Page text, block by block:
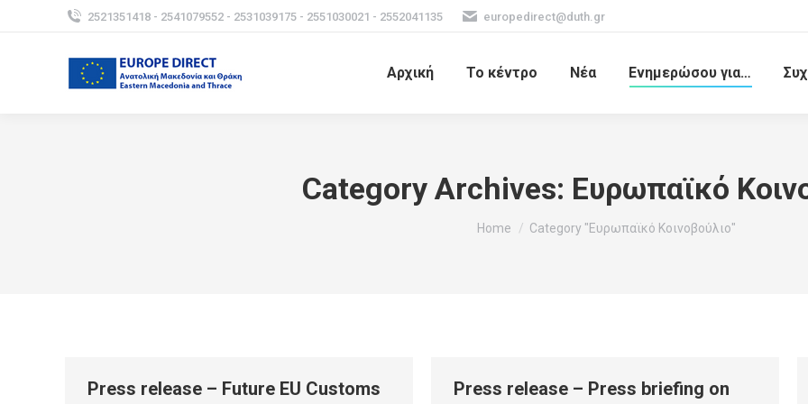
2521351418 - 2541079552 - 2531039175 - 2551030021 - 2552041135 europedirect@duth.gr
Αρχική Το κέντρο Νέα Ενημερώσου για…
Category Archives: Ευρωπαϊκό
You are here:
Home Category "Ευρωπαϊκό Κοινοβούλιο"
Press release – Future EU Customs
Press release – Press briefing on